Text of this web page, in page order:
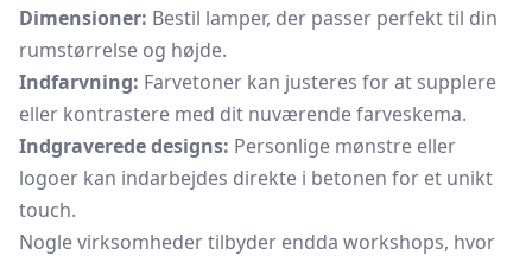
Dimensioner: Bestil lamper, der passer perfekt til din
rumstørrelse og højde.
Indfarvning: Farvetoner kan justeres for at supplere
eller kontrastere med dit nuværende farveskema.
Indgraverede designs: Personlige mønstre eller
logoer kan indarbejdes direkte i betonen for et unikt
touch.
Nogle virksomheder tilbyder endda workshops, hvor